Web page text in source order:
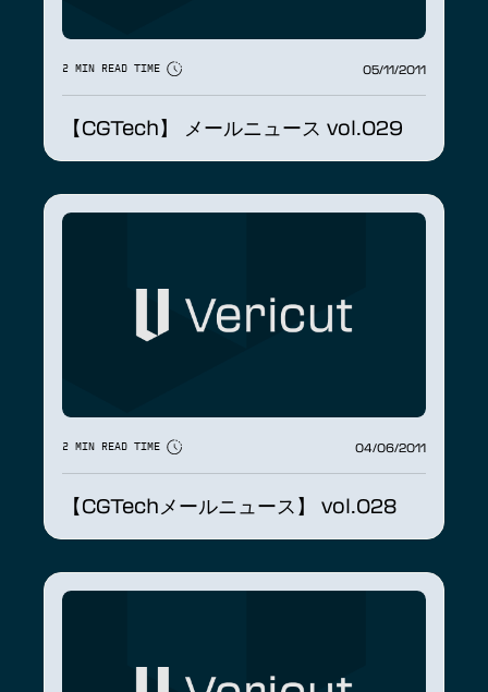
2 MIN READ TIME 05/11/2011
【CGTech】 メールニュース vol.029
2 MIN READ TIME 04/06/2011
【CGTechメールニュース】 vol.028